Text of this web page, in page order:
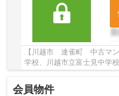
【川越市 連雀町 中古マ
学校、川越市立富士見中学
マンション♪本川越駅徒歩9
会員物件